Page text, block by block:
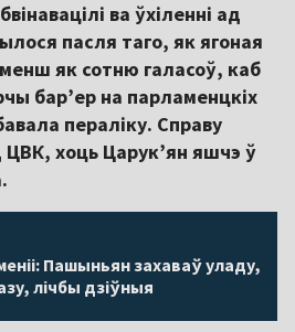
ва ўхіленні ад
пасля таго, як ягоная
як сотню галасоў, каб
бар’ер на парламенцкіх
пераліку. Справу
ЦВК, хоць Царук’ян яшчэ ў
Пашыньян захаваў уладу,
лічбы дзіўныя